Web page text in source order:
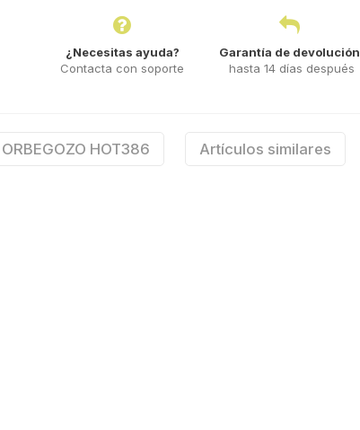
¿Necesitas ayuda?
Contacta con soporte
Garantía de devolución
hasta 14 días después
HOT386 Artículos similares